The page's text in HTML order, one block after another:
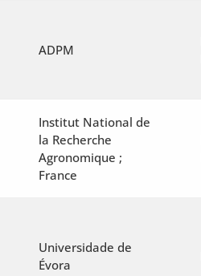
ADPM
Institut National de
la Recherche
Agronomique ;
France
Universidade de
Évora